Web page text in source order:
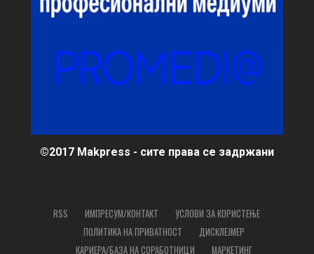
©2017 Makpress - сите права се задржани
RSS ИМПРЕСУМ/КОНТАКТ
УСЛОВИ ЗА КОРИСТЕЊЕ
ПОЛИТИКА НА ПРИВАТНОСТ
ДИСКЛЕЈМЕР
КАРИЕРА/БАЗА НА СОРАБОТНИЦИ
МАРКЕТИНГ